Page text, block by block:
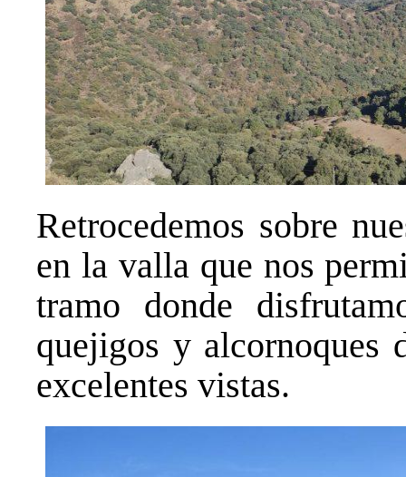
Retrocedemos sobre
en la valla que nos
tramo donde
quejigos y alcornoques
excelentes vistas.